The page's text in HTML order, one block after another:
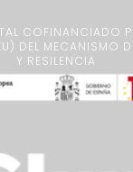
COFINANCIADO
DEL MECANISMO
Y RESILENCIA